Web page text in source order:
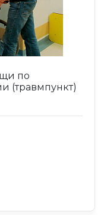
по
(травмпункт)